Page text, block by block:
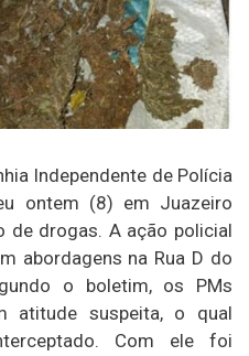
Independente de Polícia
ontem (8) em Juazeiro
de drogas. A ação policial
abordagens na Rua D do
o boletim, os PMs
atitude suspeita, o qual
Com ele foi